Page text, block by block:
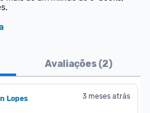
Avaliações (2)
Lopes 3 meses atrás